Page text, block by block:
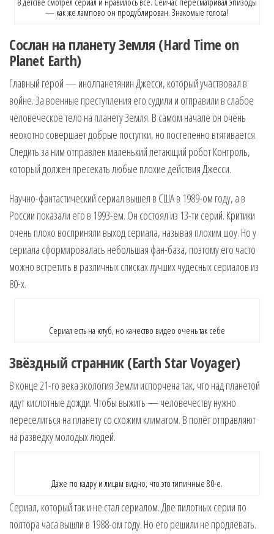
— как же лампово он продублирован. Знакомые голоса!
Сослан на планету Земля (Hard Time on
Planet Earth)
Главный герой — инолпанетянин Джесси, который участвовал в
войне. За военные преступления его судили и отправили в слабое
человеческое тело на планету Земля. В самом начале он очень
неохотно совершает добрые поступки, но постепенно втягивается.
Следить за ним отправлен маленький летающий робот Контроль,
который должен пресекать любые плохие действия Джесси.
Научно-фантастический сериал вышел в США в 1989-ом году, а в
России показали его в 1993-ем. Он состоял из 13-ти серий. Критики
очень плохо восприняли выход сериала, называя плохим шоу. Но у
сериала сформировалась небольшая фан-база, поэтому его часто
можно встретить в различных списках лучших чудесных сериалов из
80-х.
Сериал есть на ютуб, но качество видео очень так себе
Звёздный странник (Earth Star Voyager)
В конце 21-го века экология Земли испорчена так, что над планетой
идут кислотные дожди. Чтобы выжить — человечеству нужно
переселиться на планету со схожим климатом. В полёт отправляют
на разведку молодых людей.
Даже по кадру и лицам видно, что это типичные 80-е.
Сериал, который так и не стал сериалом. Две пилотных серии по
полтора часа вышли в 1988-ом году. Но его решили не продлевать.